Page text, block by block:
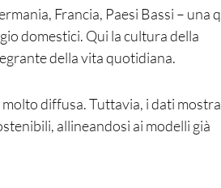
Francia, Paesi Bassi – una
domestici. Qui la cultura della
della vita quotidiana.
diffusa. Tuttavia, i dati
allineandosi ai modelli già